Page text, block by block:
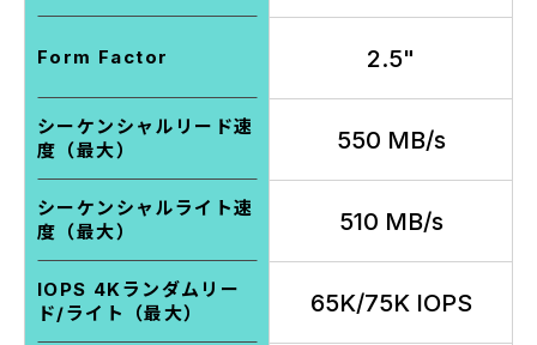
Form Factor 2.5"
シーケンシャルリード速
度（最大）
550 MB/s
シーケンシャルライト速
度（最大）
510 MB/s
IOPS 4Kランダムリー
ド/ライト（最大）
65K/75K IOPS